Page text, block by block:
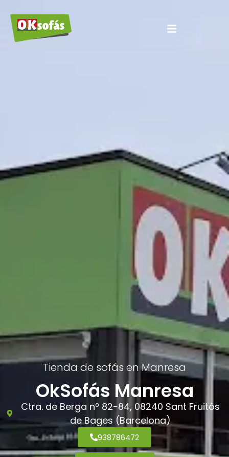
Tienda de sofás en Manresa
OkSofás Manresa
Ctra. de Berga nº 82-84, 08240 Sant Fruitós
de Bages (Barcelona)
938786472